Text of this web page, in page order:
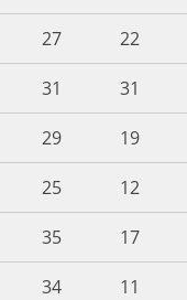
27
22
31
31
29
19
25
12
35
17
34
11